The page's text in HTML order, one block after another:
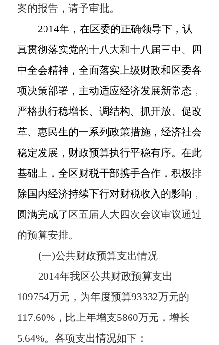
案的报告，请予审批。
2014年，在区委的正确领导下，认
真贯彻落实党的十八大和十八届三中、四
中全会精神，全面落实上级财政和区委各
项决策部署，主动适应经济发展新常态，
严格执行稳增长、调结构、抓开放、促改
革、惠民生的一系列政策措施，经济社会
稳定发展，财政预算执行平稳有序。在此
基础上，全区财税干部携手合作，积极排
除国内经济持续下行对财税收入的影响，
圆满完成了 区五届人大四次会议审议通过
的预算安排。
(一)公共财政预算支出情况
2014年我区公共财政预算支出
109754万元，为年度预算93332万元的
117.60%，比上年增支5860万元，增长
5.64%。各项支出情况如下：